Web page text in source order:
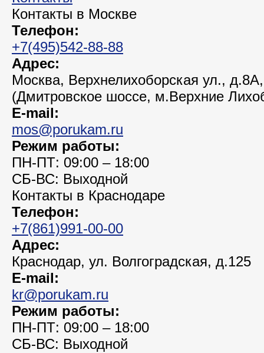
Контакты в Москве
Телефон:
+7(495)542-88-88
Адрес:
Москва, Верхнелихоборская ул.,
(Дмитровское шоссе, м.Верхние
E-mail:
mos@porukam.ru
Режим работы:
ПН-ПТ: 09:00 – 18:00
СБ-ВС: Выходной
Контакты в Краснодаре
Телефон:
+7(861)991-00-00
Адрес:
Краснодар, ул. Волгоградская, д.125
E-mail:
kr@porukam.ru
Режим работы:
ПН-ПТ: 09:00 – 18:00
СБ-ВС: Выходной